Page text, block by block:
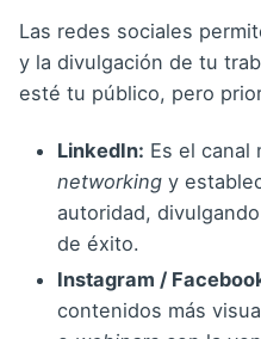
Las redes sociales
y la divulgación de tu
esté tu público, pero
LinkedIn: Es el canal
networking y
autoridad,
de éxito.
Instagram /
contenidos más